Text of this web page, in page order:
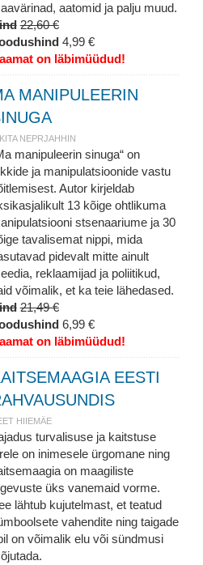
aatomid ja palju muud.
22,60 €
4,99 €
on läbimüüdud!
MANIPULEERIN
NEPRJAHHIN
manipuleerin sinuga“ on
ja manipulatsioonide vastu
Autor kirjeldab
13 kõige ohtlikuma
stsenaariume ja 30
tavalisemat nippi, mida
pidevalt mitte ainult
reklaamijad ja poliitikud,
võimalik, et ka teie lähedased.
21,49 €
6,99 €
on läbimüüdud!
EESTI
HIIEMÄE
turvalisuse ja kaitstuse
on inimesele ürgomane ning
on maagiliste
üks vanemaid vorme.
lähtub kujutelmast, et teatud
vahendite ning taigade
on võimalik elu või sündmusi